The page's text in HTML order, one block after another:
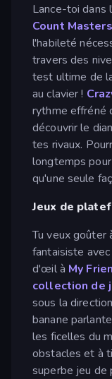
Lance-toi dans
Count
l'habileté
travers des
test ultime de
au clavier !
rythme effréné
découvrir le
tes rivaux.
longtemps
qu'une seule
Jeux de
Tu veux goûter
fantaisiste
d'œil à My
collection de
sous la
banane
les ficelles du
obstacles et à
superbe jeu de